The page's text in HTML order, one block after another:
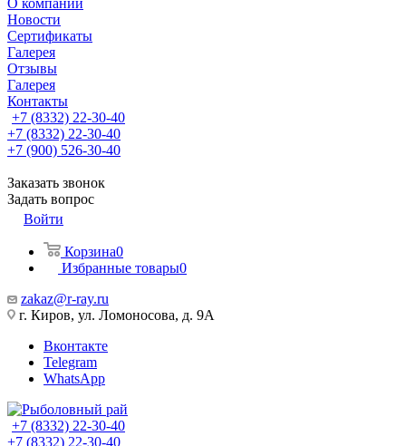
О компании
Новости
Сертификаты
Галерея
Отзывы
Галерея
Контакты
+7 (8332) 22-30-40
+7 (8332) 22-30-40
+7 (900) 526-30-40
Заказать звонок
Задать вопрос
Войти
Корзина0
Избранные товары0
zakaz@r-ray.ru
г. Киров, ул. Ломоносова, д. 9А
Вконтакте
Telegram
WhatsApp
+7 (8332) 22-30-40
+7 (8332) 22-30-40